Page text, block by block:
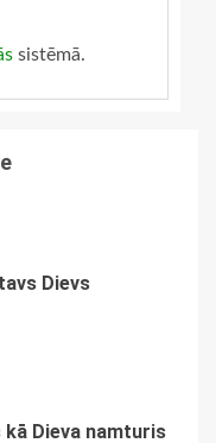
sistēmā.
Dievs
Dieva namturis